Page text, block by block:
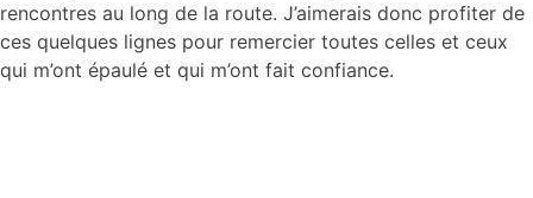
rencontres au long de la route. J’aimerais donc profiter de
ces quelques lignes pour remercier toutes celles et ceux
qui m’ont épaulé et qui m’ont fait confiance.